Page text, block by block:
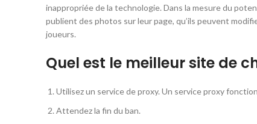
inappropriée de la technologie. Dans la mesure du
publient des photos sur leur page, qu’ils peuvent
joueurs.
Quel est le meilleur site de
Utilisez un service de proxy. Un service proxy
Attendez la fin du ban.